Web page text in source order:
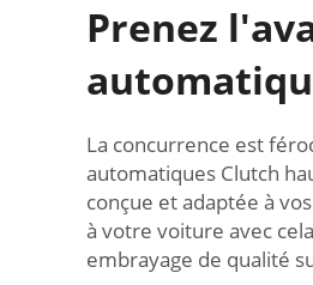
Prenez
La concurrence est
automatiques Clutch
conçue et adaptée à
à votre voiture avec
embrayage de qualité